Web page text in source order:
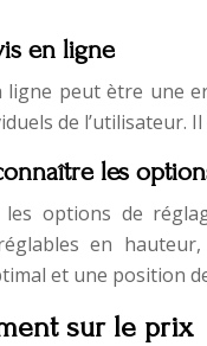
en ligne
ligne peut ètre une
de l’utilisateur.
les
options de
en
et une position
sur le prix